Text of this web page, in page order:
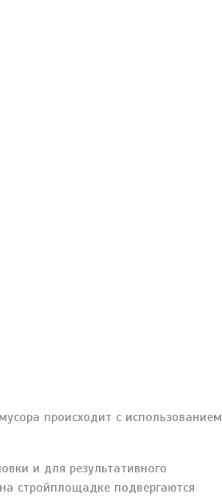
происходит с использованием
и для результативного
стройплощадке подвергаются